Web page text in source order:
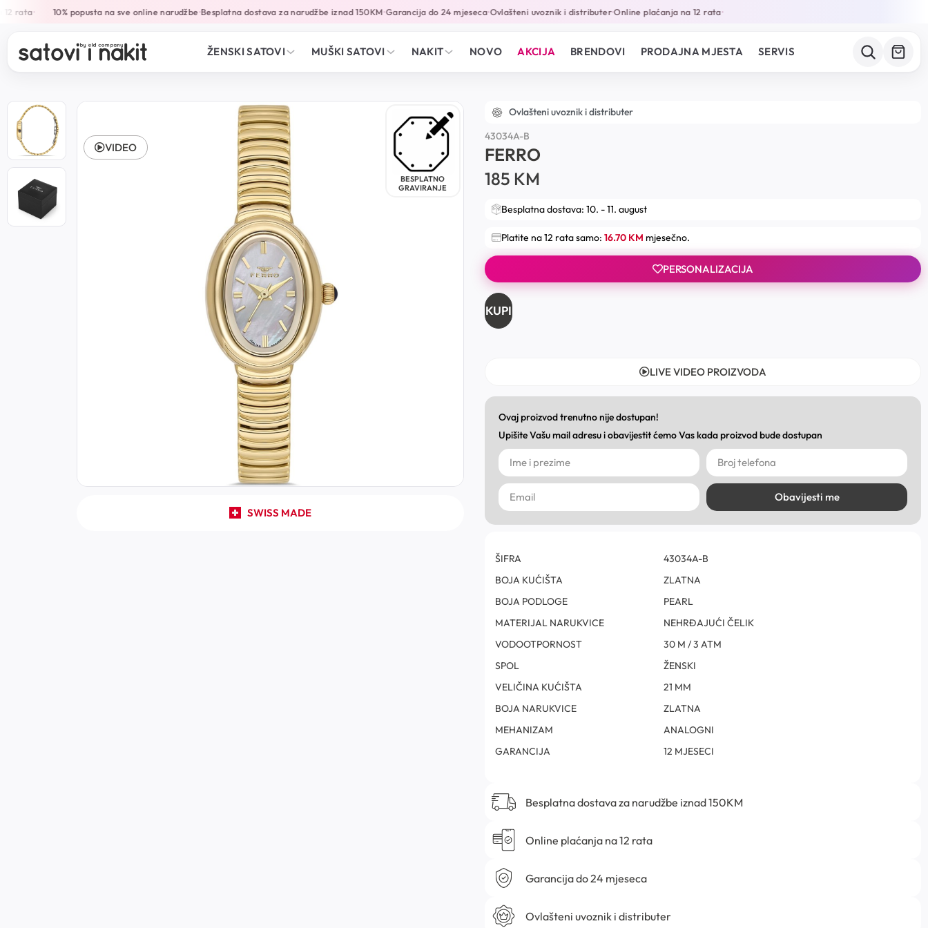
rata• 10% popusta na sve online narudžbe•Besplatna dostava za narudžbe iznad 150KM•Garancija do 24 mjeseca•Ovlašteni uvoznik i distributer•Online plaćanja na 12 rata•
ŽENSKI SATOVI MUŠKI SATOVI NAKIT NOVO AKCIJA BRENDOVI PRODAJNA MJESTA SERVIS
BESPLATNO
GRAVIRANJE
SWISS MADE
VIDEO
Ovlašteni uvoznik i distributer
43034A-B
FERRO
185 KM
Besplatna dostava: 10. - 11. august
Platite na 12 rata samo: 16.70 KM mjesečno.
PERSONALIZACIJA
KUPI
LIVE VIDEO PROIZVODA
Ovaj proizvod trenutno nije dostupan!
Upišite Vašu mail adresu i obavijestit ćemo Vas kada proizvod bude dostupan
Obavijesti me
ŠIFRA
43034A-B
BOJA KUĆIŠTA
ZLATNA
BOJA PODLOGE
PEARL
MATERIJAL NARUKVICE
NEHRĐAJUĆI ČELIK
VODOOTPORNOST
30 M / 3 ATM
SPOL
ŽENSKI
VELIČINA KUĆIŠTA
21 MM
BOJA NARUKVICE
ZLATNA
MEHANIZAM
ANALOGNI
GARANCIJA
12 MJESECI
Besplatna dostava za narudžbe iznad 150KM
Online plaćanja na 12 rata
Garancija do 24 mjeseca
Ovlašteni uvoznik i distributer